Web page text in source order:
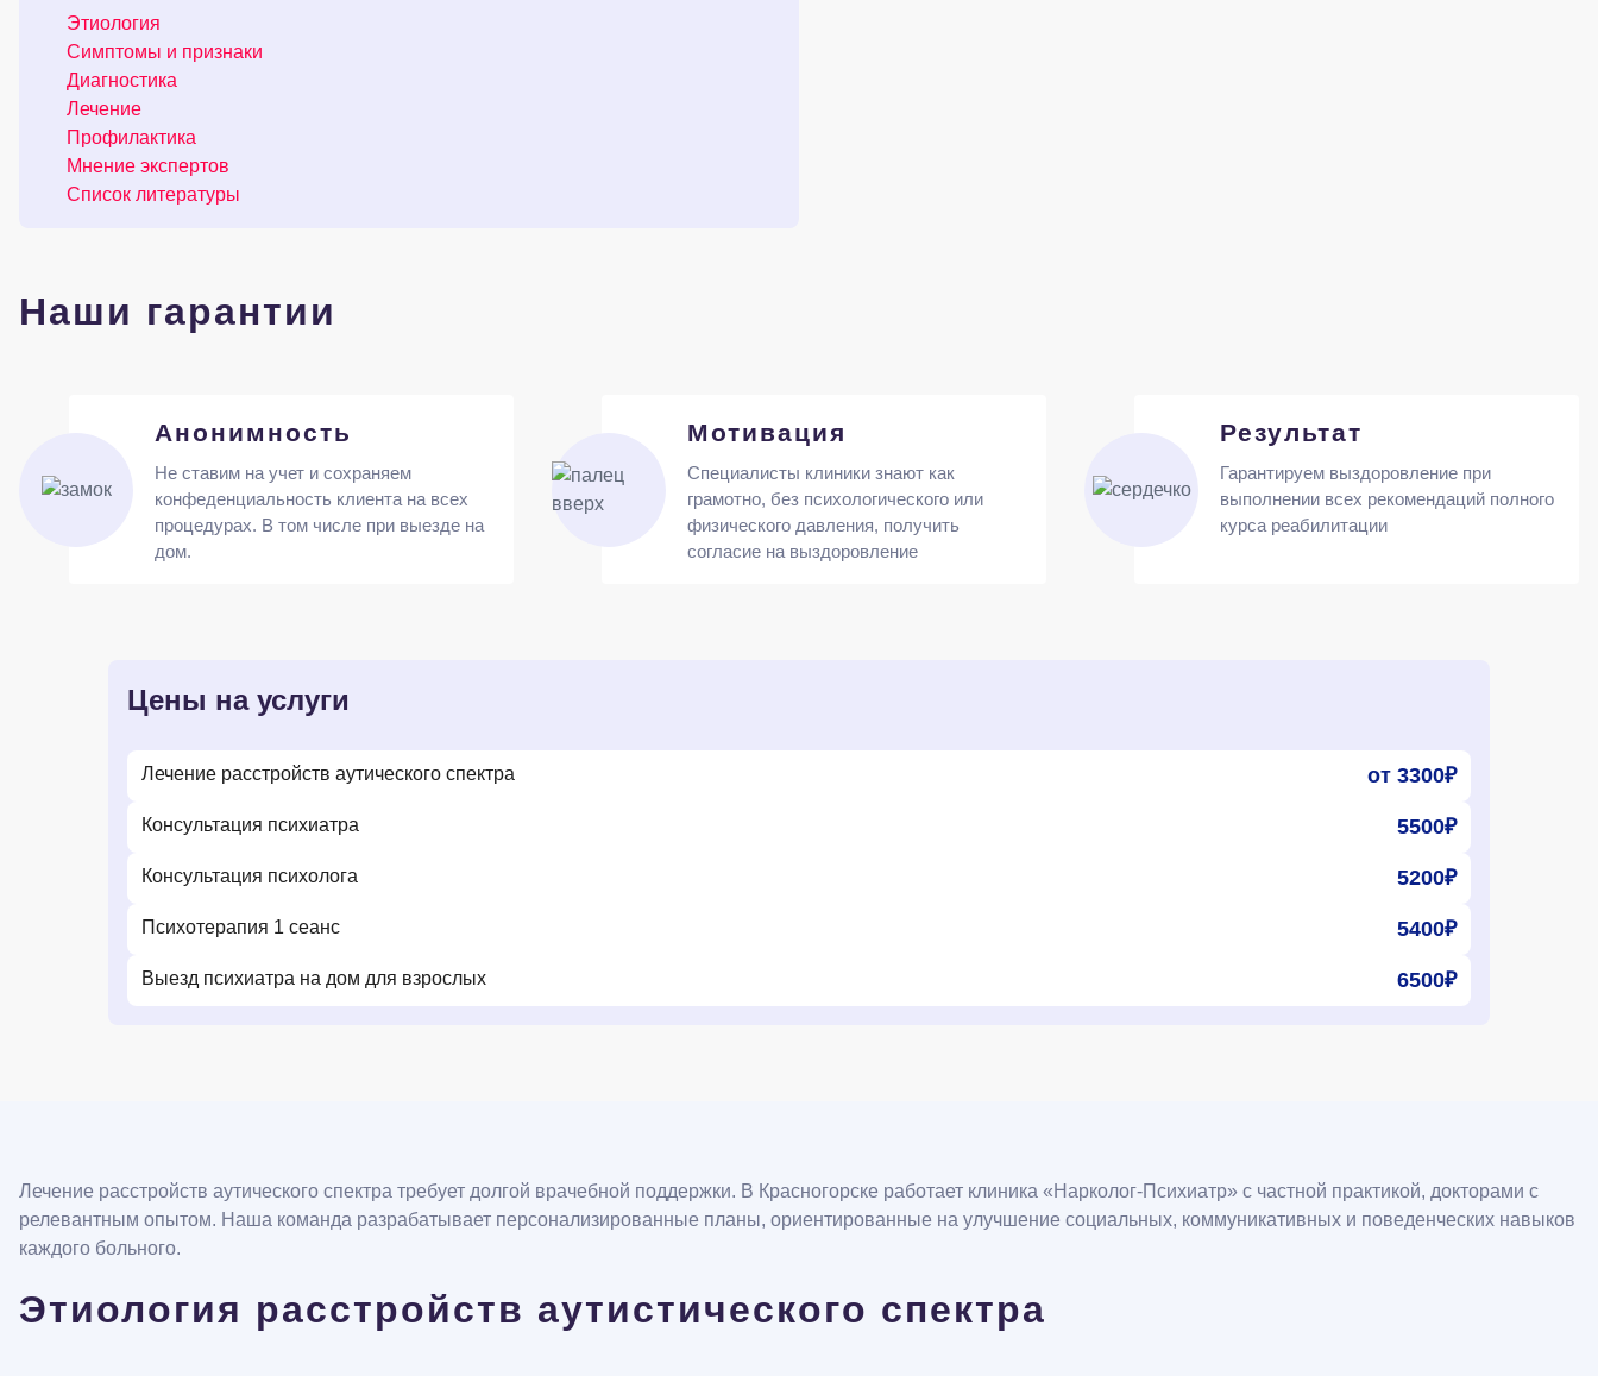
Этиология
Симптомы и признаки
Диагностика
Лечение
Профилактика
Мнение экспертов
Список литературы
Наши гарантии
Анонимность
Не ставим на учет и сохраняем
конфеденциальность клиента на всех
процедурах. В том числе при выезде на
дом.
Мотивация
Специалисты клиники знают как
грамотно, без психологического или
физического давления, получить
согласие на выздоровление
Результат
Гарантируем выздоровление при
выполнении всех рекомендаций полного
курса реабилитации
Цены на услуги
Лечение расстройств аутического спектра от 3300₽
Консультация психиатра 5500₽
Консультация психолога 5200₽
Психотерапия 1 сеанс 5400₽
Выезд психиатра на дом для взрослых 6500₽
Лечение расстройств аутического спектра требует долгой врачебной поддержки. В Красногорске работает клиника «Нарколог-Психиатр» с частной практикой, докторами с
релевантным опытом. Наша команда разрабатывает персонализированные планы, ориентированные на улучшение социальных, коммуникативных и поведенческих навыков
каждого больного.
Этиология расстройств аутистического спектра